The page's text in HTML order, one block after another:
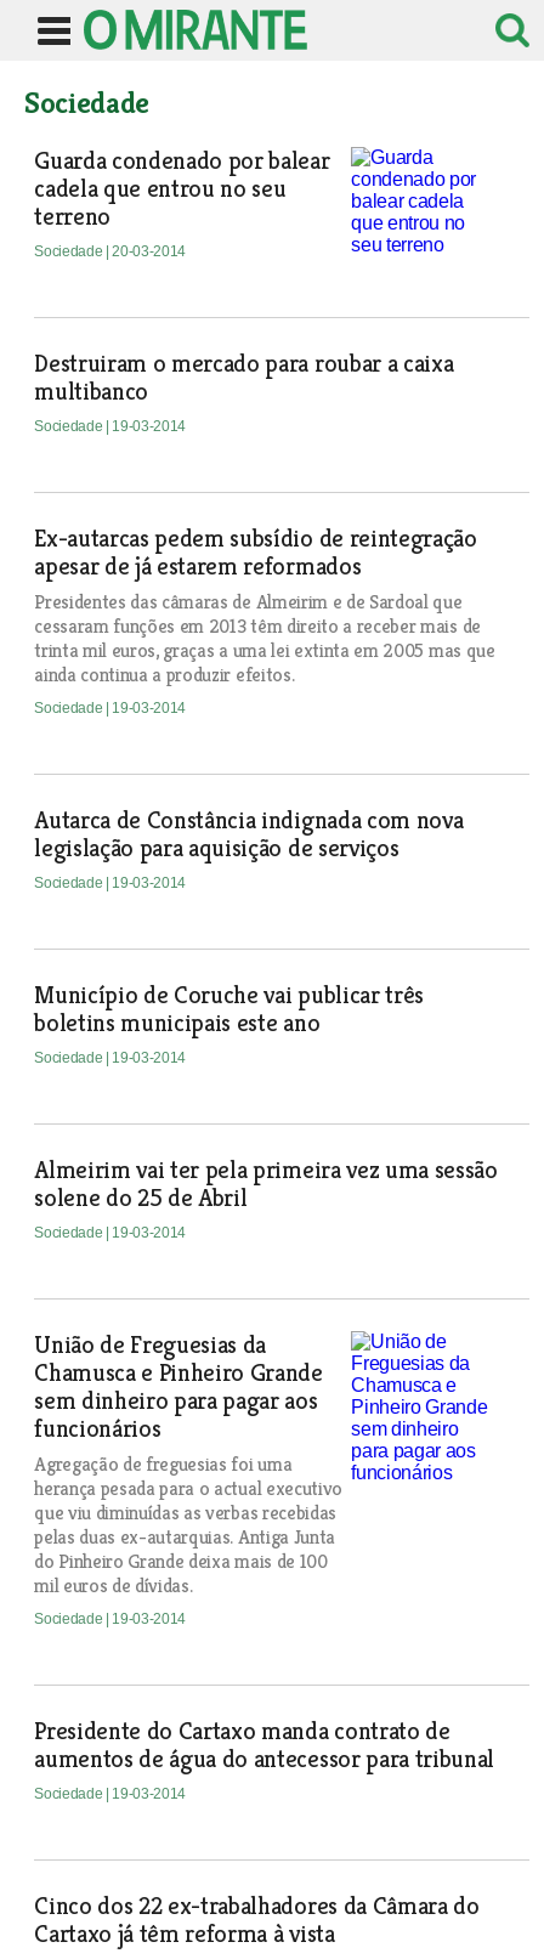
Sociedade
Guarda condenado por balear
cadela que entrou no seu
terreno
Sociedade | 20-03-2014
Destruiram o mercado para roubar a caixa
multibanco
Sociedade | 19-03-2014
Ex-autarcas pedem subsídio de reintegração
apesar de já estarem reformados
Presidentes das câmaras de Almeirim e de Sardoal que
cessaram funções em 2013 têm direito a receber mais de
trinta mil euros, graças a uma lei extinta em 2005 mas que
ainda continua a produzir efeitos.
Sociedade | 19-03-2014
Autarca de Constância indignada com nova
legislação para aquisição de serviços
Sociedade | 19-03-2014
Município de Coruche vai publicar três
boletins municipais este ano
Sociedade | 19-03-2014
Almeirim vai ter pela primeira vez uma sessão
solene do 25 de Abril
Sociedade | 19-03-2014
União de Freguesias da
Chamusca e Pinheiro Grande
sem dinheiro para pagar aos
funcionários
Agregação de freguesias foi uma
herança pesada para o actual executivo
que viu diminuídas as verbas recebidas
pelas duas ex-autarquias. Antiga Junta
do Pinheiro Grande deixa mais de 100
mil euros de dívidas.
Sociedade | 19-03-2014
Presidente do Cartaxo manda contrato de
aumentos de água do antecessor para tribunal
Sociedade | 19-03-2014
Cinco dos 22 ex-trabalhadores da Câmara do
Cartaxo já têm reforma à vista